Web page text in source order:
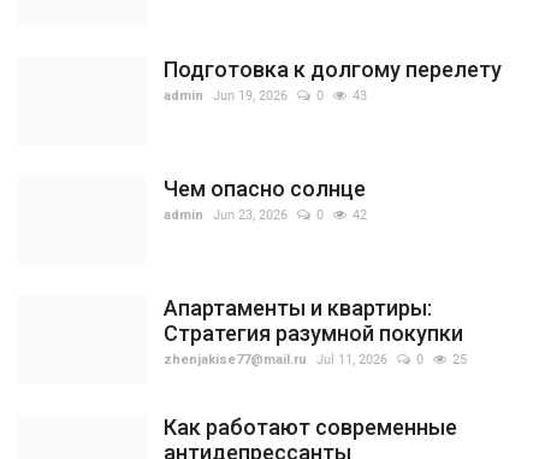
Подготовка к долгому перелету
admin Jun 19, 2026 0 43
Чем опасно солнце
admin Jun 23, 2026 0 42
Апартаменты и квартиры:
Стратегия разумной покупки
zhenjakise77@mail.ru Jul 11, 2026 0 25
Как работают современные
антидепрессанты